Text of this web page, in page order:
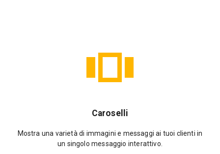
Caroselli
Mostra una varietà di immagini e messaggi ai tuoi clienti in
un singolo messaggio interattivo.